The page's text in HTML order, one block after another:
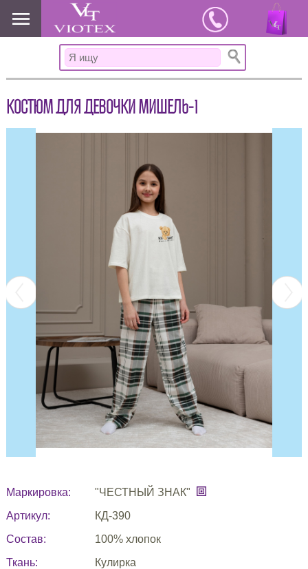
www.viotex37.ru
КОСТЮМ ДЛЯ ДЕВОЧКИ МИШЕЛЬ-1
Маркировка:
"ЧЕСТНЫЙ ЗНАК"
Артикул:
КД-390
Состав:
100% хлопок
Ткань:
Кулирка